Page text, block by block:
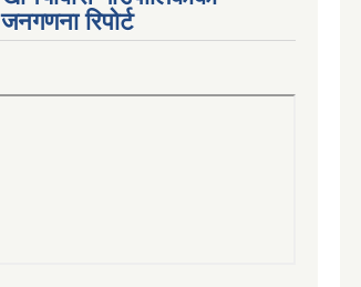
जनगणना रिपोर्ट